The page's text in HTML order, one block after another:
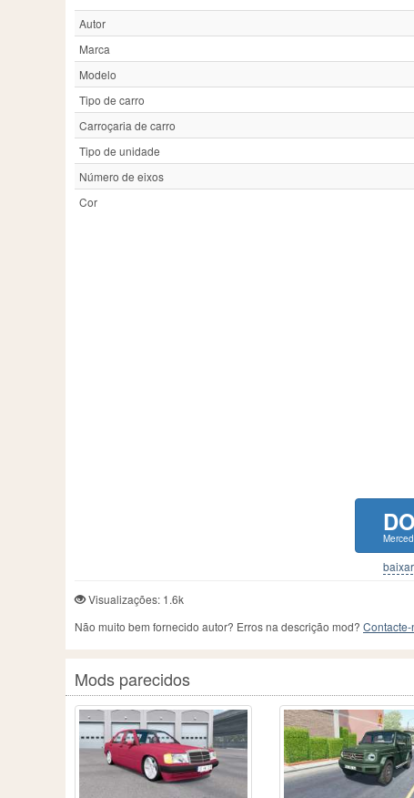
Autor
Marca
Modelo
Tipo de carro
Carroçaria de carro
Tipo de unidade
Número de eixos
Cor
Visualizações: 1.6k
Não muito bem fornecido autor? Erros na descrição mod?
Mods parecidos